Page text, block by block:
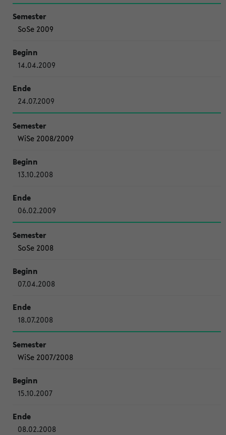
SoSe 2009
14.04.2009
24.07.2009
WiSe 2008/2009
13.10.2008
06.02.2009
SoSe 2008
07.04.2008
18.07.2008
WiSe 2007/2008
15.10.2007
08.02.2008